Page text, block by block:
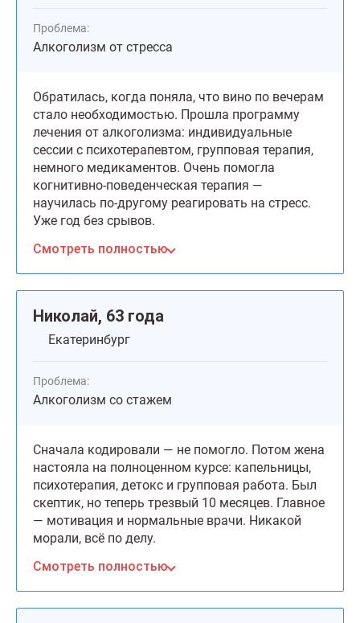
Проблема:
Алкоголизм от стресса
Обратилась, когда поняла, что вино по вечерам
стало необходимостью. Прошла программу
лечения от алкоголизма: индивидуальные
сессии с психотерапевтом, групповая терапия,
немного медикаментов. Очень помогла
когнитивно-поведенческая терапия —
научилась по-другому реагировать на стресс.
Уже год без срывов.
Смотреть полностью
Николай, 63 года
Екатеринбург
Проблема:
Алкоголизм со стажем
Сначала кодировали — не помогло. Потом жена
настояла на полноценном курсе: капельницы,
психотерапия, детокс и групповая работа. Был
скептик, но теперь трезвый 10 месяцев. Главное
— мотивация и нормальные врачи. Никакой
морали, всё по делу.
Смотреть полностью